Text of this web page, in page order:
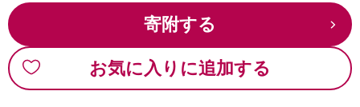
寄附する
お気に入りに追加する